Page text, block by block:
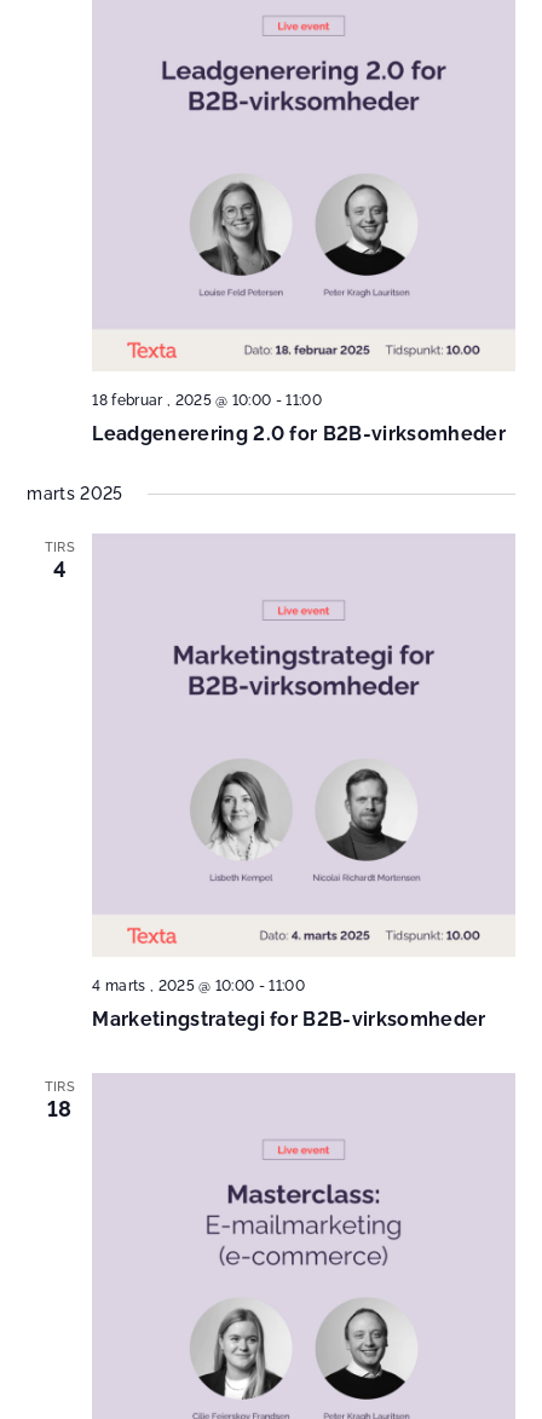
Leadgenerering 2.0 for B2B-virksomheder
18 februar , 2025 @ 10:00 -11:00
marts 2025
TIRS
4
Marketingstrategi for B2B-virksomheder
4 marts , 2025 @ 10:00 -11:00
TIRS
18